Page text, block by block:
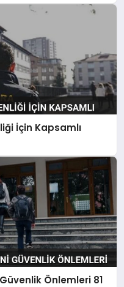
İçin Kapsamlı
Güvenlik Önlemleri 81